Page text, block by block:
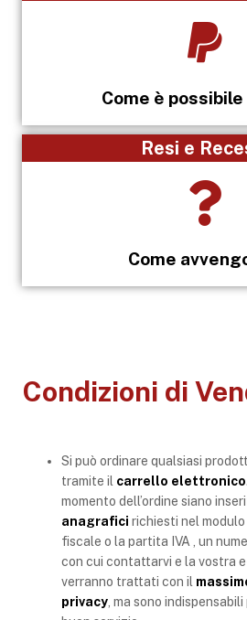
Come è
Resi e
Come
Condizioni di
Si può ordinare qualsiasi
tramite il carrello elettronico
momento dell’ordine siano
anagrafici richiesti nel
fiscale o la partita IVA , un
con cui contattarvi e la vostra
verranno trattati con il
privacy, ma sono